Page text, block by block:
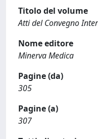
Titolo del volume
Atti del Convegno
Nome editore
Minerva Medica
Pagine (da)
305
Pagine (a)
307